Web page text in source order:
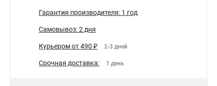
Гарантия производителя: 1 год
Самовывоз: 2 дня
Курьером от 490 ₽ 2-3 дней
Срочная доставка: 1 день